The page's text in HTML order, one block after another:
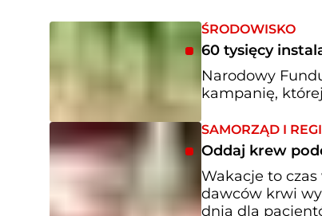
ŚRODOWISKO
60 tysięcy
Narodowy
kampanię,
SAMORZĄD I
Oddaj krew
Wakacje to
dawców krwi
dnia dla